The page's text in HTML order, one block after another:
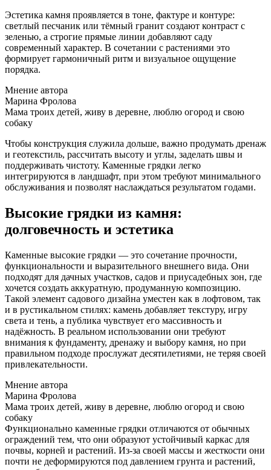
Эстетика камня проявляется в тоне, фактуре и контуре:
светлый песчаник или тёмный гранит создают контраст с
зеленью, а строгие прямые линии добавляют саду
современный характер. В сочетании с растениями это
формирует гармоничный ритм и визуальное ощущение
порядка.
Мнение автора
Марина Фролова
Мама троих детей, живу в деревне, люблю огород и свою
собаку
Чтобы конструкция служила дольше, важно продумать дренаж
и геотекстиль, рассчитать высоту и углы, заделать швы и
поддерживать чистоту. Каменные грядки легко
интегрируются в ландшафт, при этом требуют минимального
обслуживания и позволят наслаждаться результатом годами.
Высокие грядки из камня:
долговечность и эстетика
Каменные высокие грядки — это сочетание прочности,
функциональности и выразительного внешнего вида. Они
подходят для дачных участков, садов и приусадебных зон, где
хочется создать аккуратную, продуманную композицию.
Такой элемент садового дизайна уместен как в лофтовом, так
и в рустикальном стилях: камень добавляет текстуру, игру
света и тень, а публика чувствует его массивность и
надёжность. В реальном использовании они требуют
внимания к фундаменту, дренажу и выбору камня, но при
правильном подходе прослужат десятилетиями, не теряя своей
привлекательности.
Мнение автора
Марина Фролова
Мама троих детей, живу в деревне, люблю огород и свою
собаку
Функционально каменные грядки отличаются от обычных
ограждений тем, что они образуют устойчивый каркас для
почвы, корней и растений. Из-за своей массы и жесткости они
почти не деформируются под давлением грунта и растений,